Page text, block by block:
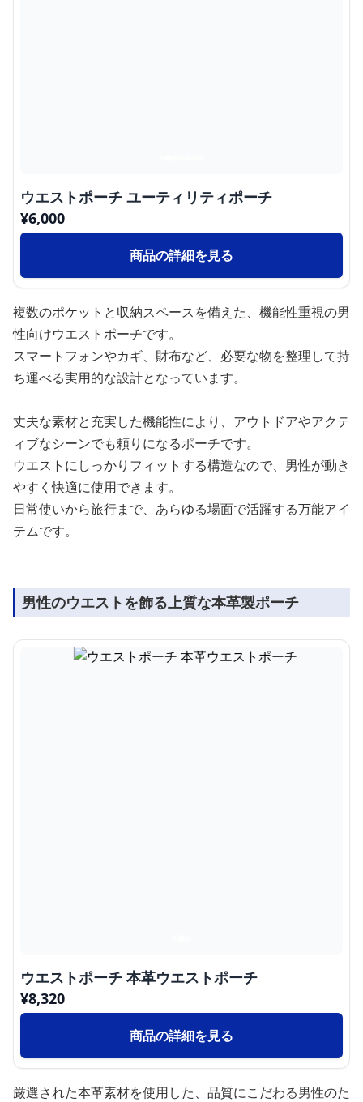
ウエストポーチ ユーティリティポーチ
¥6,000
商品の詳細を見る
複数のポケットと収納スペースを備えた、機能性重視の男
性向けウエストポーチです。
スマートフォンやカギ、財布など、必要な物を整理して持
ち運べる実用的な設計となっています。
丈夫な素材と充実した機能性により、アウトドアやアクテ
ィブなシーンでも頼りになるポーチです。
ウエストにしっかりフィットする構造なので、男性が動き
やすく快適に使用できます。
日常使いから旅行まで、あらゆる場面で活躍する万能アイ
テムです。
男性のウエストを飾る上質な本革製ポーチ
ウエストポーチ 本革ウエストポーチ
¥8,320
商品の詳細を見る
厳選された本革素材を使用した、品質にこだわる男性のた